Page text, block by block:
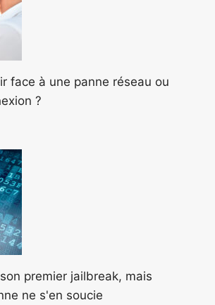
face à une panne réseau ou
?
premier jailbreak, mais
ne s'en soucie